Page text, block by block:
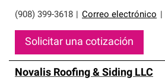
(908) 399-3618 Correo electrónico
Solicitar una cotización
Novalis Roofing & Siding LLC